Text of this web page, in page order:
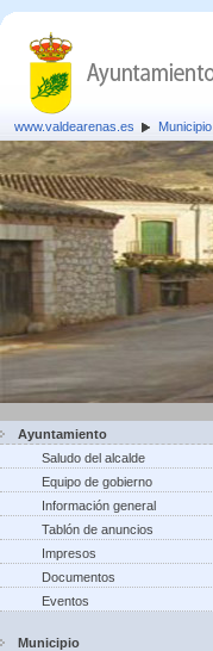
www.valdearenas.es Municipio
Ayuntamiento
Saludo del alcalde
Equipo de gobierno
Información general
Tablón de anuncios
Impresos
Documentos
Eventos
Municipio